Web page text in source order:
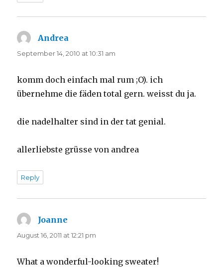
Andrea
September 14, 2010 at 10:31 am
komm doch einfach mal rum ;O). ich
übernehme die fäden total gern. weisst du ja.
die nadelhalter sind in der tat genial.
allerliebste grüsse von andrea
Reply
Joanne
August 16, 2011 at 12:21 pm
What a wonderful-looking sweater!